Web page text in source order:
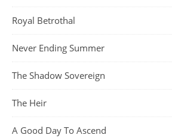
Royal Betrothal
Never Ending Summer
The Shadow Sovereign
The Heir
A Good Day To Ascend